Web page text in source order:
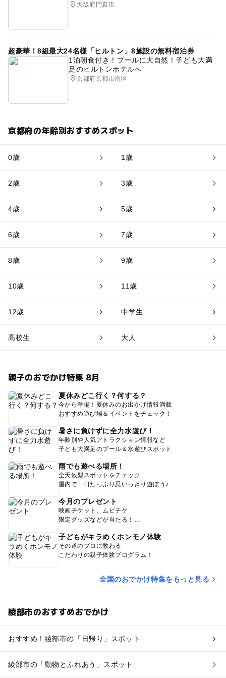
大阪府門真市
超豪華！8組最大24名様「ヒルトン」8施設の無料宿泊券
1泊朝食付き！プールに大自然！子ども大満
足のヒルトンホテルへ
京都府京都市南区
京都府の年齢別おすすめスポット
0歳 1歳
2歳 3歳
4歳 5歳
6歳 7歳
8歳 9歳
10歳 11歳
12歳 中学生
高校生 大人
親子のおでかけ特集 8月
夏休みどこ行く？何する？
今から準備！夏休みのお出かけ情報満載
おすすめ遊び場＆イベントをチェック！
暑さに負けずに全力水遊び！
年齢別や人気アトラクション情報など
子ども大満足のプール＆水遊びスポット
雨でも遊べる場所！
全天候型スポットをチェック
屋内で一日たっぷり思いっきり遊ぼう♪
今月のプレゼント
映画チケット、ムビチケ
限定グッズなどが当たる！
子どもがキラめくホンモノ体験
その道のプロに教わる
こだわりの親子体験プログラム！
全国のおでかけ特集をもっと見る
綾部市のおすすめおでかけ
おすすめ！綾部市の「日帰り」スポット
綾部市の「動物とふれあう」スポット